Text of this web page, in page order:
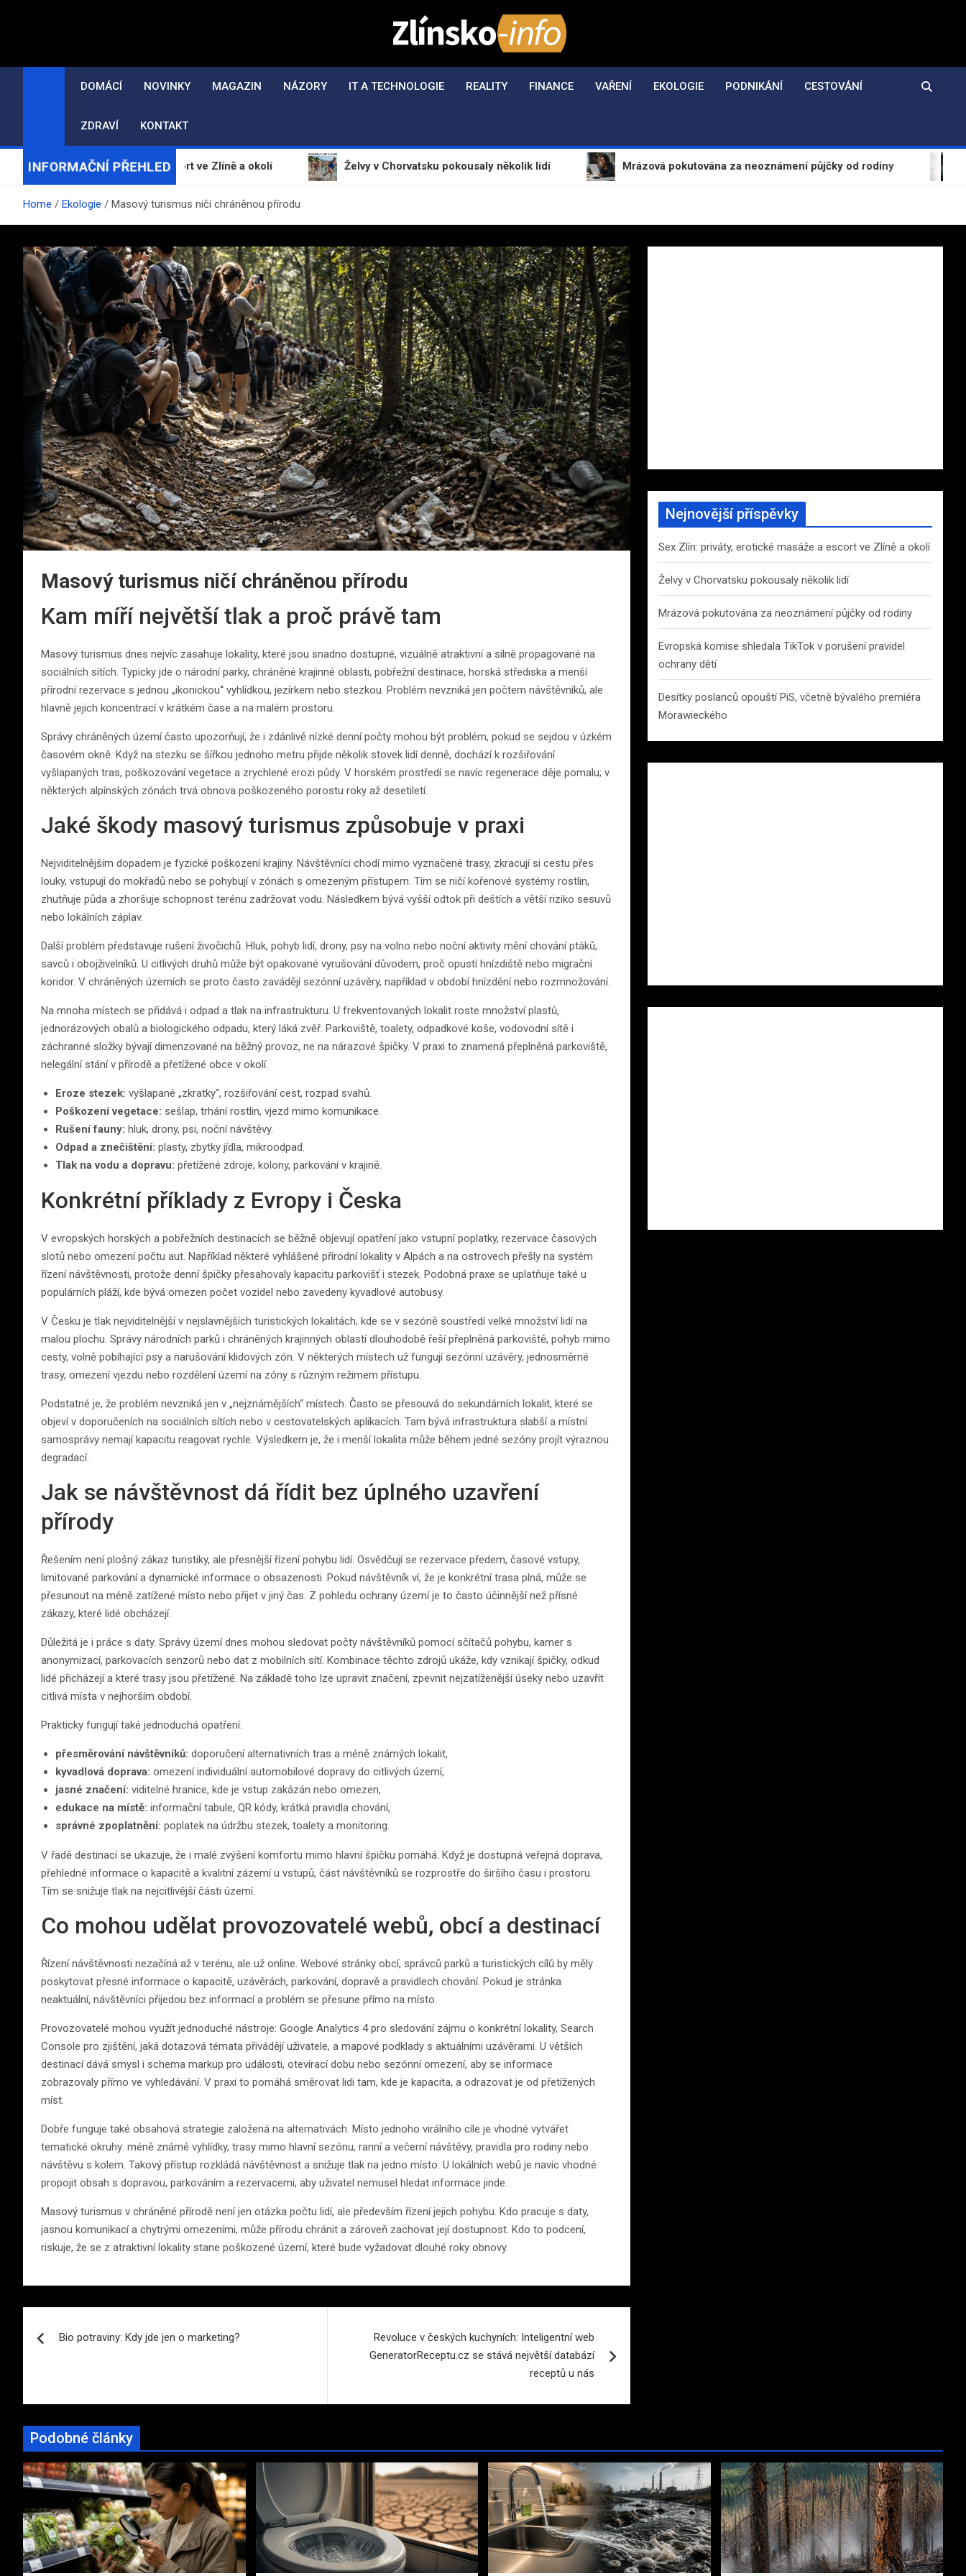
Zlínsko-Info.cz
Aktuální informace z regionu a zpravodajství
DOMÁCÍ
NOVINKY MAGAZIN NÁZORY IT A TECHNOLOGIE REALITY FINANCE VAŘENÍ EKOLOGIE PODNIKÁNÍ CESTOVÁNÍ
ZDRAVÍ KONTAKT
INFORMAČNÍ PŘEHLED
masáže a escort ve Zlíně a okolí Želvy v Chorvatsku pokousaly několik lidí Mrázová pokutována za neoznámení půjčky od rodiny Evropská
Home Ekologie Masový turismus ničí chráněnou přírodu
Masový turismus ničí chráněnou přírodu
Kam míří největší tlak a proč právě tam
Masový turismus dnes nejvíc zasahuje lokality, které jsou snadno dostupné, vizuálně atraktivní a silně propagované na
sociálních sítích. Typicky jde o národní parky, chráněné krajinné oblasti, pobřežní destinace, horská střediska a menší
přírodní rezervace s jednou „ikonickou“ vyhlídkou, jezírkem nebo stezkou. Problém nevzniká jen počtem návštěvníků, ale
hlavně jejich koncentrací v krátkém čase a na malém prostoru.
Správy chráněných území často upozorňují, že i zdánlivě nízké denní počty mohou být problém, pokud se sejdou v úzkém
časovém okně. Když na stezku se šířkou jednoho metru přijde několik stovek lidí denně, dochází k rozšiřování
vyšlapaných tras, poškozování vegetace a zrychlené erozi půdy. V horském prostředí se navíc regenerace děje pomalu; v
některých alpínských zónách trvá obnova poškozeného porostu roky až desetiletí.
Jaké škody masový turismus způsobuje v praxi
Nejviditelnějším dopadem je fyzické poškození krajiny. Návštěvníci chodí mimo vyznačené trasy, zkracují si cestu přes
louky, vstupují do mokřadů nebo se pohybují v zónách s omezeným přístupem. Tím se ničí kořenové systémy rostlin,
zhutňuje půda a zhoršuje schopnost terénu zadržovat vodu. Následkem bývá vyšší odtok při deštích a větší riziko sesuvů
nebo lokálních záplav.
Další problém představuje rušení živočichů. Hluk, pohyb lidí, drony, psy na volno nebo noční aktivity mění chování ptáků,
savců i obojživelníků. U citlivých druhů může být opakované vyrušování důvodem, proč opustí hnízdiště nebo migrační
koridor. V chráněných územích se proto často zavádějí sezónní uzávěry, například v období hnízdění nebo rozmnožování.
Na mnoha místech se přidává i odpad a tlak na infrastrukturu. U frekventovaných lokalit roste množství plastů,
jednorázových obalů a biologického odpadu, který láká zvěř. Parkoviště, toalety, odpadkové koše, vodovodní sítě i
záchranné složky bývají dimenzované na běžný provoz, ne na nárazové špičky. V praxi to znamená přeplněná parkoviště,
nelegální stání v přírodě a přetížené obce v okolí.
Eroze stezek: vyšlapané „zkratky“, rozšiřování cest, rozpad svahů.
Poškození vegetace: sešlap, trhání rostlin, vjezd mimo komunikace.
Rušení fauny: hluk, drony, psi, noční návštěvy.
Odpad a znečištění: plasty, zbytky jídla, mikroodpad.
Tlak na vodu a dopravu: přetížené zdroje, kolony, parkování v krajině.
Konkrétní příklady z Evropy i Česka
V evropských horských a pobřežních destinacích se běžně objevují opatření jako vstupní poplatky, rezervace časových
slotů nebo omezení počtu aut. Například některé vyhlášené přírodní lokality v Alpách a na ostrovech přešly na systém
řízení návštěvnosti, protože denní špičky přesahovaly kapacitu parkovišť i stezek. Podobná praxe se uplatňuje také u
populárních pláží, kde bývá omezen počet vozidel nebo zavedeny kyvadlové autobusy.
V Česku je tlak nejviditelnější v nejslavnějších turistických lokalitách, kde se v sezóně soustředí velké množství lidí na
malou plochu. Správy národních parků i chráněných krajinných oblastí dlouhodobě řeší přeplněná parkoviště, pohyb mimo
cesty, volně pobíhající psy a narušování klidových zón. V některých místech už fungují sezónní uzávěry, jednosměrné
trasy, omezení vjezdu nebo rozdělení území na zóny s různým režimem přístupu.
Podstatné je, že problém nevzniká jen v „nejznámějších“ místech. Často se přesouvá do sekundárních lokalit, které se
objeví v doporučeních na sociálních sítích nebo v cestovatelských aplikacích. Tam bývá infrastruktura slabší a místní
samosprávy nemají kapacitu reagovat rychle. Výsledkem je, že i menší lokalita může během jedné sezóny projít výraznou
degradací.
Jak se návštěvnost dá řídit bez úplného uzavření
přírody
Řešením není plošný zákaz turistiky, ale přesnější řízení pohybu lidí. Osvědčují se rezervace předem, časové vstupy,
limitované parkování a dynamické informace o obsazenosti. Pokud návštěvník ví, že je konkrétní trasa plná, může se
přesunout na méně zatížené místo nebo přijet v jiný čas. Z pohledu ochrany území je to často účinnější než přísné
zákazy, které lidé obcházejí.
Důležitá je i práce s daty. Správy území dnes mohou sledovat počty návštěvníků pomocí sčítačů pohybu, kamer s
anonymizací, parkovacích senzorů nebo dat z mobilních sítí. Kombinace těchto zdrojů ukáže, kdy vznikají špičky, odkud
lidé přicházejí a které trasy jsou přetížené. Na základě toho lze upravit značení, zpevnit nejzatíženější úseky nebo uzavřít
citlivá místa v nejhorším období.
Prakticky fungují také jednoduchá opatření:
přesměrování návštěvníků: doporučení alternativních tras a méně známých lokalit,
kyvadlová doprava: omezení individuální automobilové dopravy do citlivých území,
jasné značení: viditelné hranice, kde je vstup zakázán nebo omezen,
edukace na místě: informační tabule, QR kódy, krátká pravidla chování,
správné zpoplatnění: poplatek na údržbu stezek, toalety a monitoring.
V řadě destinací se ukazuje, že i malé zvýšení komfortu mimo hlavní špičku pomáhá. Když je dostupná veřejná doprava,
přehledné informace o kapacitě a kvalitní zázemí u vstupů, část návštěvníků se rozprostře do širšího času i prostoru.
Tím se snižuje tlak na nejcitlivější části území.
Co mohou udělat provozovatelé webů, obcí a destinací
Řízení návštěvnosti nezačíná až v terénu, ale už online. Webové stránky obcí, správců parků a turistických cílů by měly
poskytovat přesné informace o kapacitě, uzávěrách, parkování, dopravě a pravidlech chování. Pokud je stránka
neaktuální, návštěvníci přijedou bez informací a problém se přesune přímo na místo.
Provozovatelé mohou využít jednoduché nástroje: Google Analytics 4 pro sledování zájmu o konkrétní lokality, Search
Console pro zjištění, jaká dotazová témata přivádějí uživatele, a mapové podklady s aktuálními uzávěrami. U větších
destinací dává smysl i schema markup pro události, otevírací dobu nebo sezónní omezení, aby se informace
zobrazovaly přímo ve vyhledávání. V praxi to pomáhá směrovat lidi tam, kde je kapacita, a odrazovat je od přetížených
míst.
Dobře funguje také obsahová strategie založená na alternativách. Místo jednoho virálního cíle je vhodné vytvářet
tematické okruhy: méně známé vyhlídky, trasy mimo hlavní sezónu, ranní a večerní návštěvy, pravidla pro rodiny nebo
návštěvu s kolem. Takový přístup rozkládá návštěvnost a snižuje tlak na jedno místo. U lokálních webů je navíc vhodné
propojit obsah s dopravou, parkováním a rezervacemi, aby uživatel nemusel hledat informace jinde.
Masový turismus v chráněné přírodě není jen otázka počtu lidí, ale především řízení jejich pohybu. Kdo pracuje s daty,
jasnou komunikací a chytrými omezeními, může přírodu chránit a zároveň zachovat její dostupnost. Kdo to podcení,
riskuje, že se z atraktivní lokality stane poškozené území, které bude vyžadovat dlouhé roky obnovy.
pro
Bio potraviny: Kdy jde jen o marketing?
Revoluce v českých kuchyních: Inteligentní web
GeneratorReceptu.cz se stává největší databází
receptů u nás
Nejnovější příspěvky
Sex Zlín: priváty, erotické masáže a escort ve Zlíně a okolí
Želvy v Chorvatsku pokousaly několik lidí
Mrázová pokutována za neoznámení půjčky od rodiny
Evropská komise shledala TikTok v porušení pravidel
ochrany dětí
Desítky poslanců opouští PiS, včetně bývalého premiéra
Morawieckého
Podobné články